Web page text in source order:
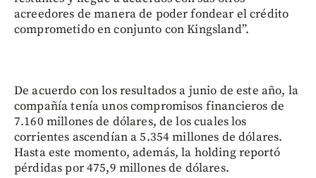
acreedores de manera de poder fondear el crédito
comprometido en conjunto con Kingsland”.
De acuerdo con los resultados a junio de este año, la
compañía tenía unos compromisos financieros de
7.160 millones de dólares, de los cuales los
corrientes ascendían a 5.354 millones de dólares.
Hasta este momento, además, la holding reportó
pérdidas por 475,9 millones de dólares.